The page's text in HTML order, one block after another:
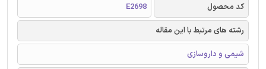
کد محصول
E2698
رشته های مرتبط با این مقاله
شیمی و داروسازی